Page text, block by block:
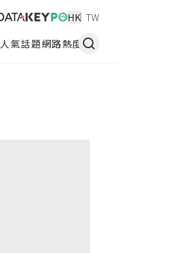
HK TW
人氣話題網路熱度